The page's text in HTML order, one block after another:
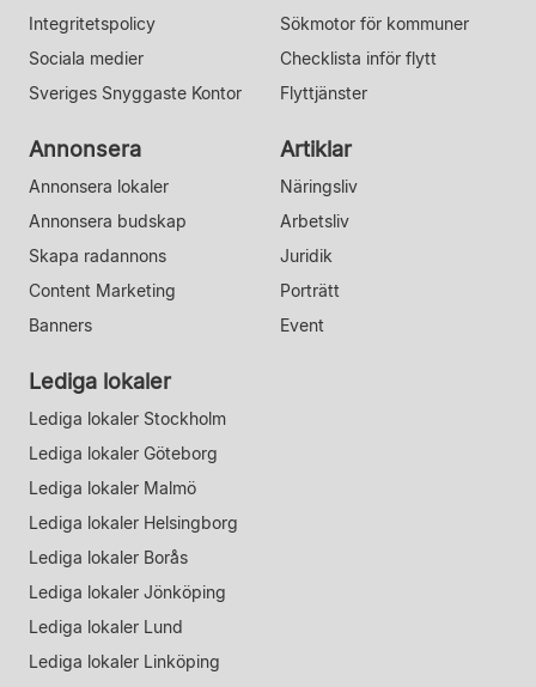
Integritetspolicy
Sociala medier
Sveriges Snyggaste Kontor
Sökmotor för kommuner
Checklista inför flytt
Flyttjänster
Annonsera
Annonsera lokaler
Annonsera budskap
Skapa radannons
Content Marketing
Banners
Artiklar
Näringsliv
Arbetsliv
Juridik
Porträtt
Event
Lediga lokaler
Lediga lokaler Stockholm
Lediga lokaler Göteborg
Lediga lokaler Malmö
Lediga lokaler Helsingborg
Lediga lokaler Borås
Lediga lokaler Jönköping
Lediga lokaler Lund
Lediga lokaler Linköping